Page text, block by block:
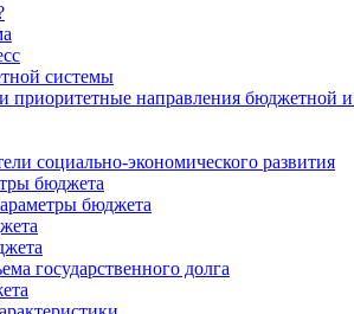
системы
приоритетные направления бюджетной
социально-экономического развития
бюджета
бюджета
государственного долга